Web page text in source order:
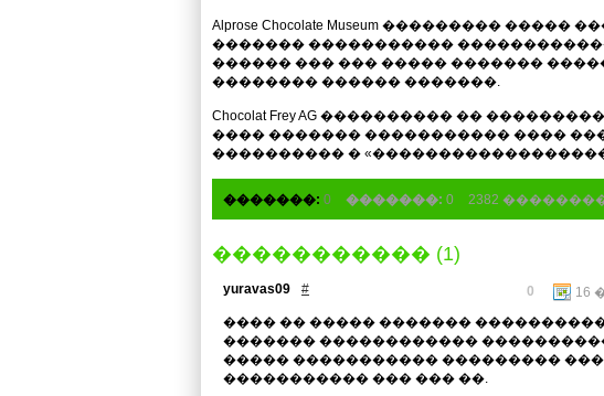
Alprose Chocolate Museum ��������� �����
������� �����������
������ ��� ��� ����� �������
�������� ������ �������.
Chocolat Frey AG ���������� ��
���� ������� ����������� ����
���������� �
�������: 0 �������: 0 2382
����������� (1)
yuravas09 # 16
0
���� �� ����� �������
������� ������������
����� ����������� ���������
����������� ��� ��� ��.